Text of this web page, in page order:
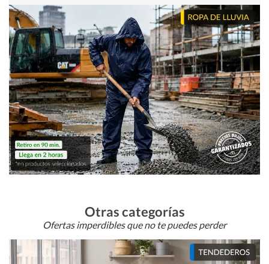
Otras categorías
Ofertas imperdibles que no te puedes perder